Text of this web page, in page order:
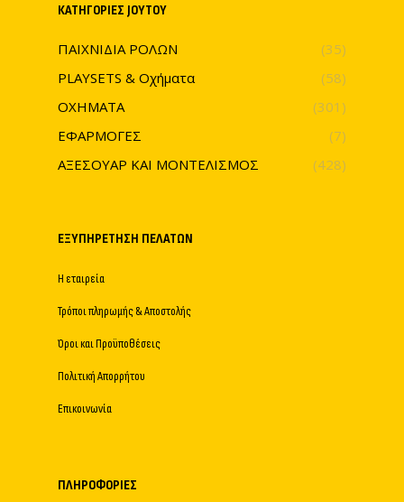
ΚΑΤΗΓΟΡΊΕΣ JOYTOY
ΠΑΙΧΝΙΔΙΑ ΡΟΛΩΝ
(35)
PLAYSETS & Οχήματα
(58)
ΟΧΗΜΑΤΑ
(301)
ΕΦΑΡΜΟΓΕΣ
(7)
ΑΞΕΣΟΥΑΡ ΚΑΙ ΜΟΝΤΕΛΙΣΜΟΣ
(428)
ΕΞΥΠΗΡΈΤΗΣΗ ΠΕΛΑΤΏΝ
Η εταιρεία
Τρόποι πληρωμής & Αποστολής
Όροι και Προϋποθέσεις
Πολιτική Απορρήτου
Επικοινωνία
ΠΛΗΡΟΦΟΡΊΕΣ